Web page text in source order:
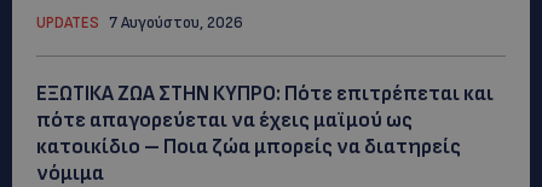
UPDATES 7 Αυγούστου, 2026
ΕΞΩΤΙΚΑ ΖΩΑ ΣΤΗΝ ΚΥΠΡΟ: Πότε επιτρέπεται και
πότε απαγορεύεται να έχεις μαϊμού ως
κατοικίδιο – Ποια ζώα μπορείς να διατηρείς
νόμιμα